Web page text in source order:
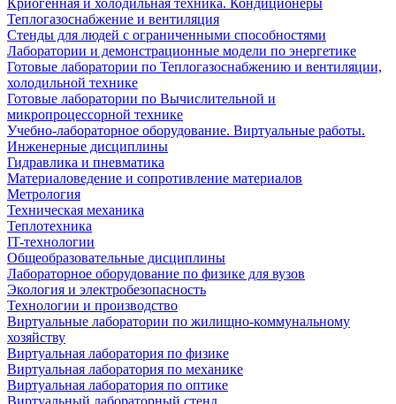
Криогенная и холодильная техника. Кондиционеры
Теплогазоснабжение и вентиляция
Стенды для людей с ограниченными способностями
Лаборатории и демонстрационные модели по энергетике
Готовые лаборатории по Теплогазоснабжению и вентиляции,
холодильной технике
Готовые лаборатории по Вычислительной и
микропроцессорной технике
Учебно-лабораторное оборудование. Виртуальные работы.
Инженерные дисциплины
Гидравлика и пневматика
Материаловедение и сопротивление материалов
Метрология
Техническая механика
Теплотехника
IT-технологии
Общеобразовательные дисциплины
Лабораторное оборудование по физике для вузов
Экология и электробезопасность
Технологии и производство
Виртуальные лаборатории по жилищно-коммунальному
хозяйству
Виртуальная лаборатория по физике
Виртуальная лаборатория по механике
Виртуальная лаборатория по оптике
Виртуальный лабораторный стенд